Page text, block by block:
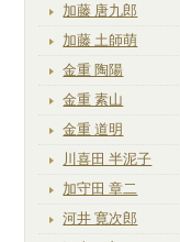
加藤 唐九郎
加藤 土師萌
金重 陶陽
金重 素山
金重 道明
川喜田 半泥子
加守田 章二
河井 寛次郎